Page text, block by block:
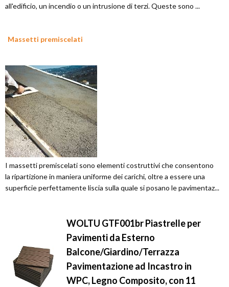
all'edificio, un incendio o un intrusione di terzi. Queste sono ...
Massetti premiscelati
I massetti premiscelati sono elementi costruttivi che consentono
la ripartizione in maniera uniforme dei carichi, oltre a essere una
superficie perfettamente liscia sulla quale si posano le pavimentaz...
WOLTU GTF001br Piastrelle per
Pavimenti da Esterno
Balcone/Giardino/Terrazza
Pavimentazione ad Incastro in
WPC, Legno Composito, con 11